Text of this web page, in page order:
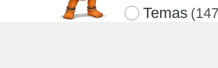
Temas